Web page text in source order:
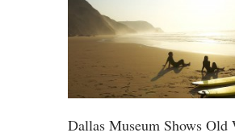
Dallas Museum Shows Old